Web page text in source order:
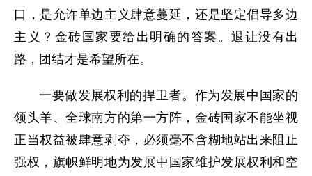
口，是允许单边主义肆意蔓延，还是坚定倡导多边
主义？金砖国家要给出明确的答案。退让没有出
路，团结才是希望所在。
一要做发展权利的捍卫者。作为发展中国家的
领头羊、全球南方的第一方阵，金砖国家不能坐视
正当权益被肆意剥夺，必须毫不含糊地站出来阻止
强权，旗帜鲜明地为发展中国家维护发展权利和空